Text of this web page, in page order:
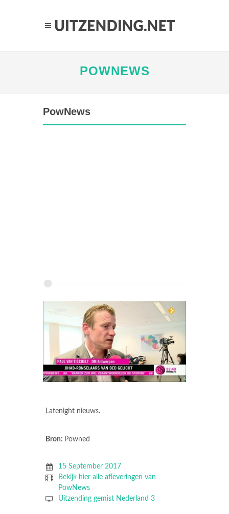
POWNEWS
PowNews
Latenight nieuws.
Bron: Powned
15 September 2017
Bekijk hier alle afleveringen van
PowNews
Uitzending gemist Nederland 3